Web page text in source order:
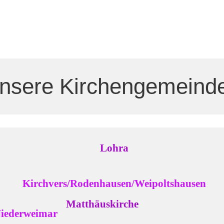
Lohra
Kirchvers/Rodenhausen/Weipoltshausen
Matthäuskirche